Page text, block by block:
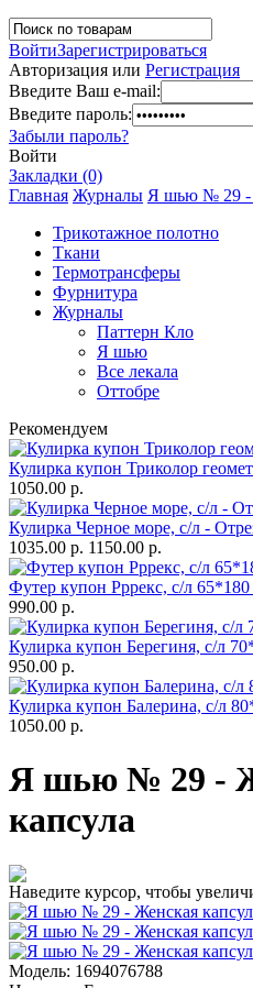
ВойтиЗарегистрироваться
Авторизация или Регистрация
Введите Ваш e-mail:
Введите пароль:
Забыли пароль?
Войти
Закладки (0)
Главная Журналы Я шью № 29 -
Трикотажное полотно
Ткани
Термотрансферы
Фурнитура
Журналы
Паттерн Кло
Я шью
Все лекала
Оттобре
Рекомендуем
Кулирка купон Триколор
1050.00 р.
Кулирка Черное море, с/л -
1035.00 р. 1150.00 р.
Футер купон Рррекс, с/л
990.00 р.
Кулирка купон Берегиня, с/л
950.00 р.
Кулирка купон Балерина, с/л
1050.00 р.
Я шью № 29 -
капсула
Наведите курсор, чтобы
Модель: 1694076788